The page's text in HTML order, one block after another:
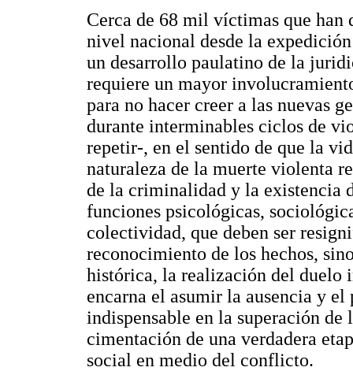
Cerca de 68 mil víctimas que han
nivel nacional desde la
un desarrollo paulatino de la
requiere un mayor
para no hacer creer a las nuevas
durante interminables ciclos de
repetir-, en el sentido de que la
naturaleza de la muerte violenta
de la criminalidad y la existencia
funciones psicológicas,
colectividad, que deben ser
reconocimiento de los hechos,
histórica, la realización del
encarna el asumir la ausencia y
indispensable en la superación
cimentación de una verdadera
social en medio del conflicto.